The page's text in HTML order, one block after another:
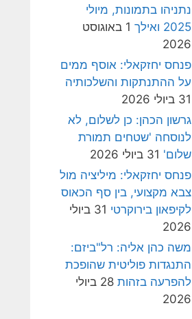
נתניהו בתמונות, מיולי
2025 ואילך
1 באוגוסט
2026
פנחס יחזקאלי: אוסף ממים
על ההתנתקות והשלכותיה
31 ביולי 2026
גרשון הכהן: כן לשלום, לא
לנוסחה 'שטחים תמורת
שלום' 31 ביולי 2026
פנחס יחזקאלי: מיליציה מול
צבא מקצועי, בין סף הכאוס
לקיפאון בירוקרטי
31 ביולי
2026
משה כהן אליה: רל"ביזם:
התנגדות פוליטית שהופכת
להפרעה בזהות
28 ביולי
2026